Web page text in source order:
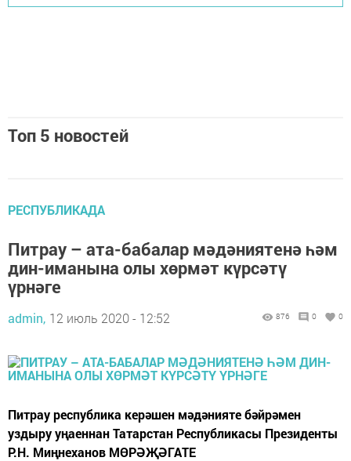
Топ 5 новостей
РЕСПУБЛИКАДА
Питрау – ата-бабалар мәдәниятенә һәм
дин-иманына олы хөрмәт күрсәтү
үрнәге
admin, 12 июль 2020 - 12:52 876 0 0
Питрау республика керәшен мәдәнияте бәйрәмен
уздыру уңаеннан Татарстан Республикасы Президенты
Р.Н. Миңнеханов МӨРӘҖӘГАТЕ